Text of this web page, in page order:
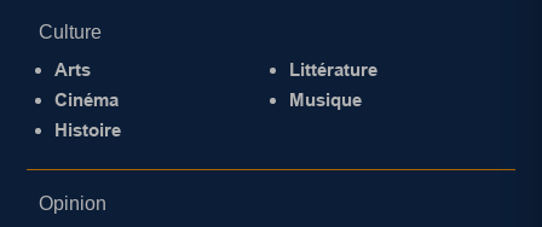
Culture
Arts
Cinéma
Histoire
Littérature
Musique
Opinion